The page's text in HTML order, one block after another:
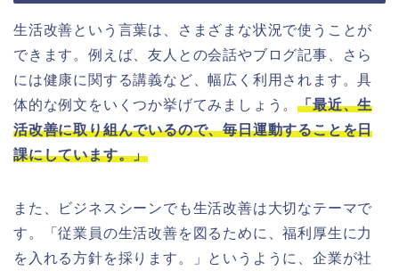
生活改善という言葉は、さまざまな状況で使うことが
できます。例えば、友人との会話やブログ記事、さら
には健康に関する講義など、幅広く利用されます。具
体的な例文をいくつか挙げてみましょう。「最近、生
活改善に取り組んでいるので、毎日運動することを日
課にしています。」
また、ビジネスシーンでも生活改善は大切なテーマで
す。「従業員の生活改善を図るために、福利厚生に力
を入れる方針を採ります。」というように、企業が社